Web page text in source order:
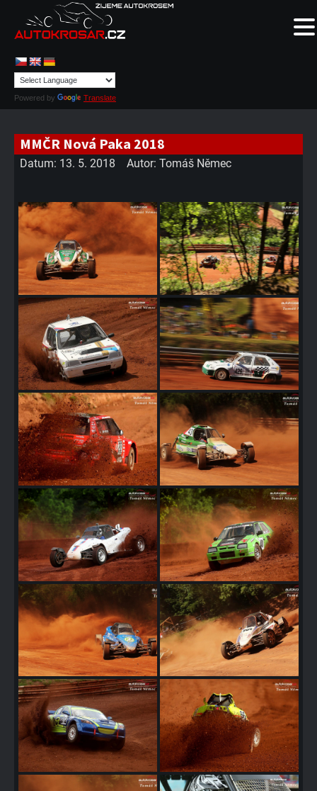
Powered by Translate
MMČR Nová Paka 2018
Datum: 13. 5. 2018 Autor: Tomáš Němec